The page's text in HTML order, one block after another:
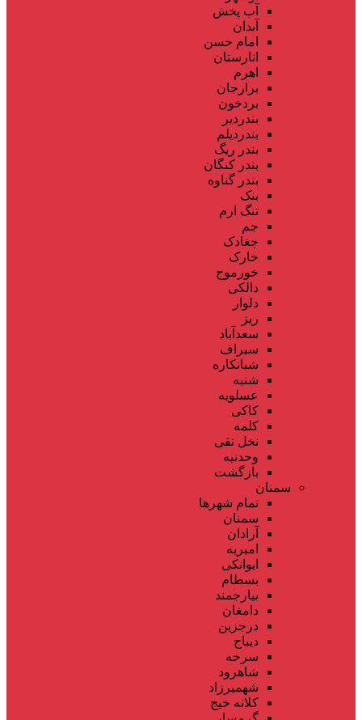
آب پخش
آبدان
امام حسن
انارستان
اهرم
برازجان
بردخون
بندردیر
بندردیلم
بندر ریگ
بندر کنگان
بندر گناوه
بنک
تنگ ارم
جم
چغادک
خارک
خورموج
دالکی
دلوار
ریز
سعدآباد
سیراف
شبانکاره
شنبه
عسلویه
کاکی
کلمه
نخل تقی
وحدتیه
بازگشت
سمنان
تمام شهر‌ها
سمنان
آرادان
امیریه
ایوانکی
بسطام
بیارجمند
دامغان
درجزین
دیباج
سرخه
شاهرود
شهمیرزاد
کلاته خیج